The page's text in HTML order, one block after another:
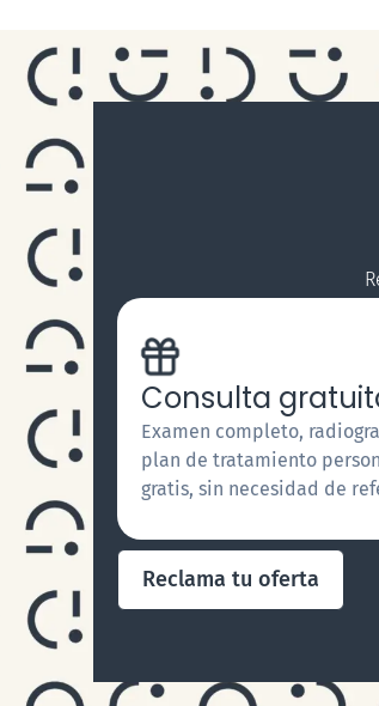
Consulta
Examen completo,
plan de tratamiento
gratis, sin necesidad de
Reclama tu oferta